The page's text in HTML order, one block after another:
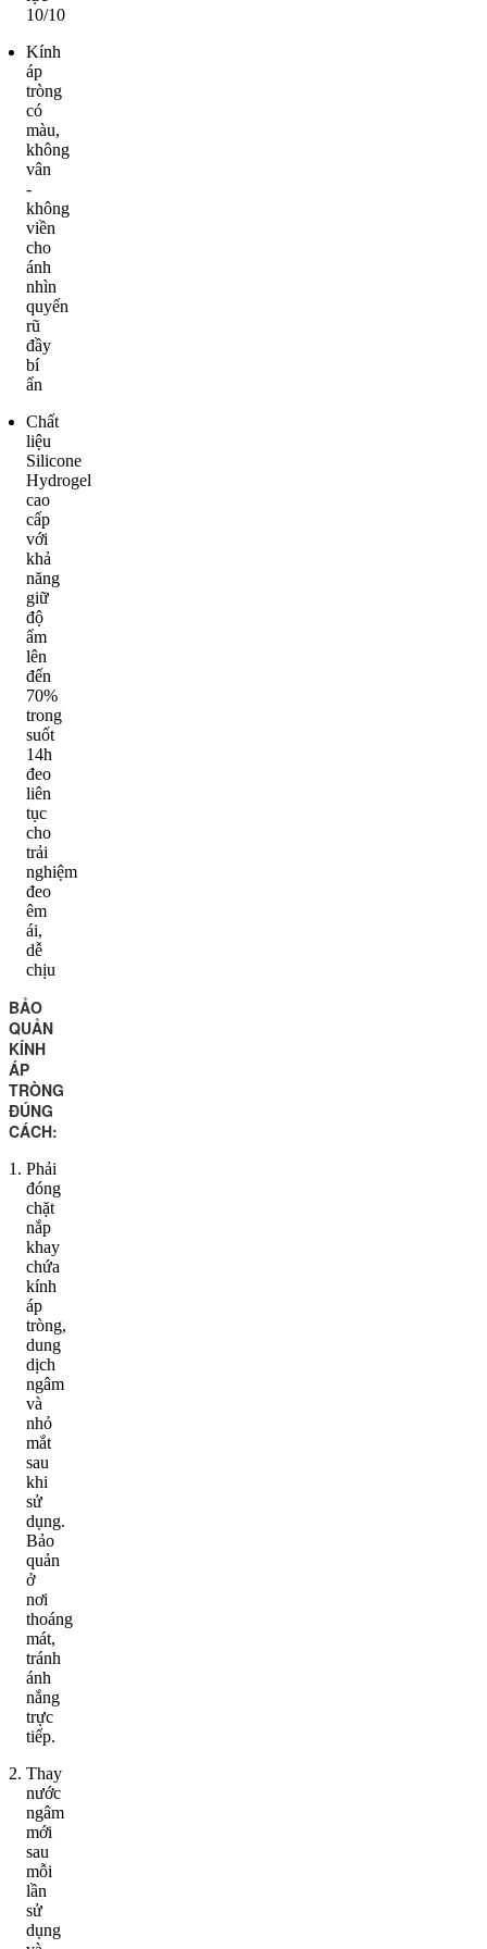
10/10
Kính
áp
tròng
có
màu,
không
vân
-
không
viền
cho
ánh
nhìn
quyến
rũ
đầy
bí
ẩn
Chất
liệu
Silicone
Hydrogel
cao
cấp
với
khả
năng
giữ
độ
ẩm
lên
đến
70%
trong
suốt
14h
đeo
liên
tục
cho
trải
nghiệm
đeo
êm
ái,
dễ
chịu
BẢO
QUẢN
KÍNH
ÁP
TRÒNG
ĐÚNG
CÁCH:
Phải
đóng
chặt
nắp
khay
chứa
kính
áp
tròng,
dung
dịch
ngâm
và
nhỏ
mắt
sau
khi
sử
dụng.
Bảo
quản
ở
nơi
thoáng
mát,
tránh
ánh
nắng
trực
tiếp.
Thay
nước
ngâm
mới
sau
mỗi
lần
sử
dụng